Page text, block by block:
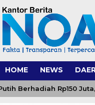
HOME NEWS
Rp150 Juta,